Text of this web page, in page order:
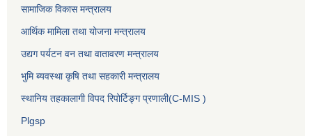
सामाजिक विकास मन्त्रालय
आर्थिक मामिला तथा योजना मन्त्रालय
उद्यग पर्यटन वन तथा वातावरण मन्त्रालय
भुमि ब्यवस्था कृषि तथा सहकारी मन्त्रालय
स्थानिय तहकालागी विपद रिपोर्टिङ्ग प्रणाली(C-MIS )
Plgsp